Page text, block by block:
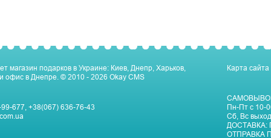
магазин подарков в Украине: Киев, Днепр, Харьков,
офис в Днепре. © 2010 - 2026 Okay CMS
Карта сайта
677, +38(067) 636-76-43
Пн-Пт c 10-
Сб, Вс
ДОСТАВКА:
ОТПРАВКА